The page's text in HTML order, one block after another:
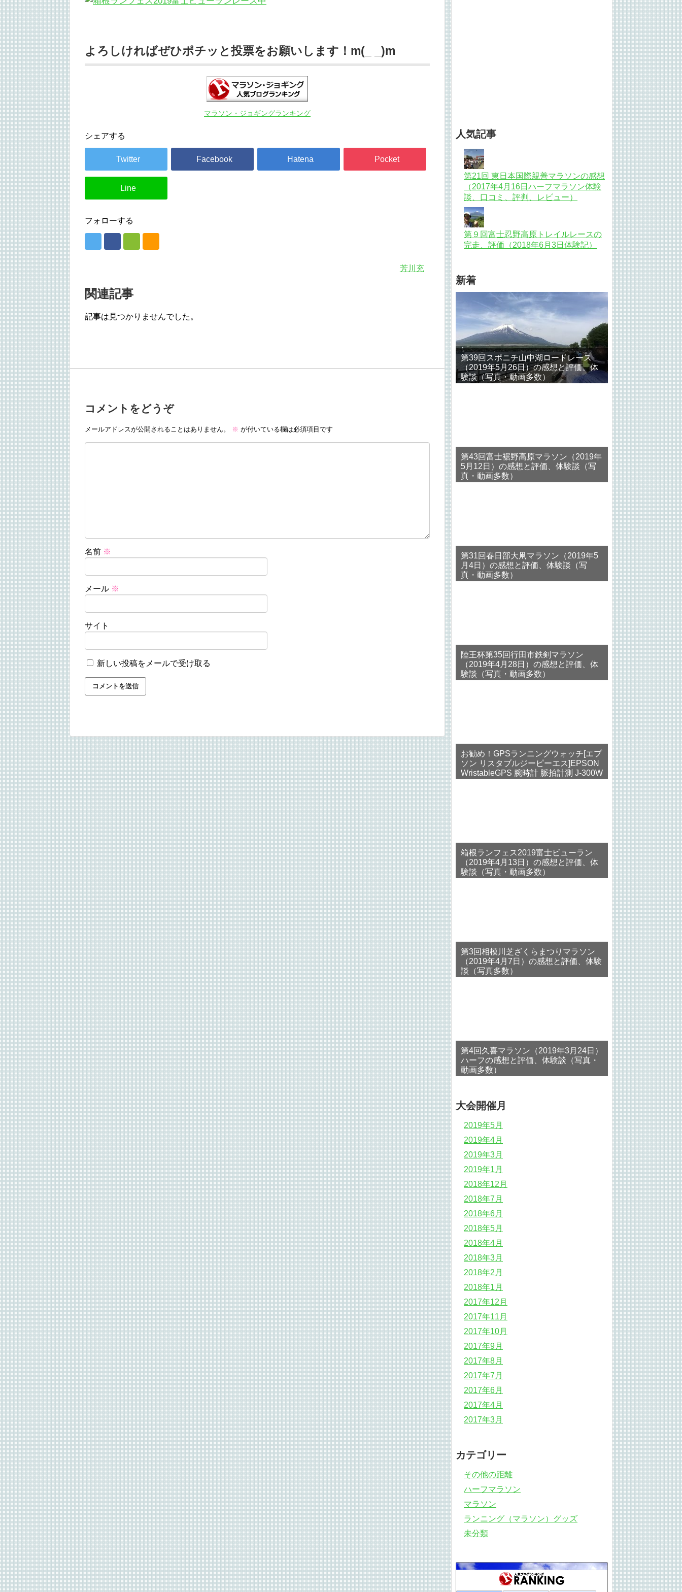
よろしければぜひポチッと投票をお願いします！m(_ _)m
マラソン・ジョギングランキング
シェアする
フォローする
芳川充
関連記事
記事は見つかりませんでした。
コメントをどうぞ
メールアドレスが公開されることはありません。 ※ が付いている欄は必須項目です
名前 ※
メール ※
サイト
新しい投稿をメールで受け取る
人気記事
第21回 東日本国際親善マラソンの感想
（2017年4月16日ハーフマラソン体験
談、口コミ、評判、レビュー）
第９回富士忍野高原トレイルレースの
完走、評価（2018年6月3日体験記）
新着
第39回スポニチ山中湖ロードレース
（2019年5月26日）の感想と評価、体
験談（写真・動画多数）
第43回富士裾野高原マラソン（2019年
5月12日）の感想と評価、体験談（写
真・動画多数）
第31回春日部大凧マラソン（2019年5
月4日）の感想と評価、体験談（写
真・動画多数）
陸王杯第35回行田市鉄剣マラソン
（2019年4月28日）の感想と評価、体
験談（写真・動画多数）
お勧め！GPSランニングウォッチ[エプ
ソン リスタブルジーピーエス]EPSON
WristableGPS 腕時計 脈拍計測 J-300W
箱根ランフェス2019富士ビューラン
（2019年4月13日）の感想と評価、体
験談（写真・動画多数）
第3回相模川芝ざくらまつりマラソン
（2019年4月7日）の感想と評価、体験
談（写真多数）
第4回久喜マラソン（2019年3月24日）
ハーフの感想と評価、体験談（写真・
動画多数）
大会開催月
2019年5月
2019年4月
2019年3月
2019年1月
2018年12月
2018年7月
2018年6月
2018年5月
2018年4月
2018年3月
2018年2月
2018年1月
2017年12月
2017年11月
2017年10月
2017年9月
2017年8月
2017年7月
2017年6月
2017年4月
2017年3月
カテゴリー
その他の距離
ハーフマラソン
マラソン
ランニング（マラソン）グッズ
未分類